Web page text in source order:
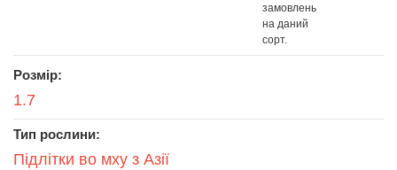
замовлень
на даний
сорт.
Розмір:
1.7
Тип рослини:
Підлітки во мху з Азії